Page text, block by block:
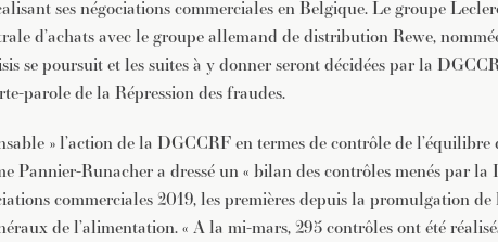
ses négociations commerciales en Belgique. Le groupe
d’achats avec le groupe allemand de distribution Rewe,
se poursuit et les suites à y donner seront décidées par la
parole de la Répression des fraudes.
» l’action de la DGCCRF en termes de contrôle de l’équilibre
Pannier-Runacher a dressé un « bilan des contrôles menés par
commerciales 2019, les premières depuis la promulgation
de l’alimentation. « A la mi-mars, 295 contrôles ont été